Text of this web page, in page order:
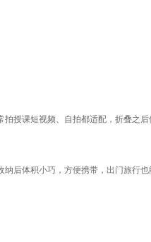
授课短视频、自拍都适配，折叠之
后体积小巧，方便携带，出门旅行